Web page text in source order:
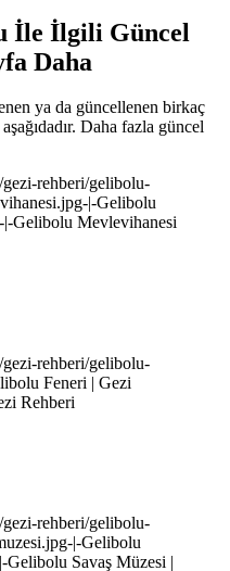
İle İlgili Güncel
Daha
ya da güncellenen birkaç
Daha fazla güncel
rehberi/gelibolu-
|-Gelibolu
Gelibolu Mevlevihanesi
rehberi/gelibolu-
Feneri | Gezi
Rehberi
rehberi/gelibolu-
|-Gelibolu
Gelibolu Savaş Müzesi |